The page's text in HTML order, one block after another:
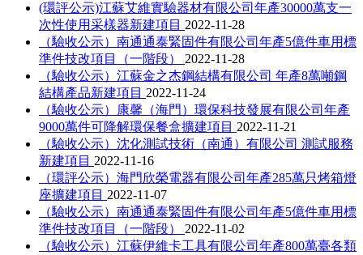
(環評公示)江蘇艾維實驗器材有限公司年產30000萬支一
次性使用采樣器新建項目 2022-11-28
（驗收公示）南通通泰緊固件有限公司年產5億件車用標
準件技改項目（一階段） 2022-11-28
（驗收公示）江蘇金之杰鋼結構有限公司 年產8萬噸鋼
結構產品新建項目 2022-11-24
（驗收公示）康馨（海門）環保科技發展有限公司年產
9000萬件可降解環保餐盒擴建項目 2022-11-21
（驗收公示）沈化測試技術（南通）有限公司 測試服務
新建項目 2022-11-16
（環評公示）海門欣榮電器有限公司年產285萬只烤箱燈
座擴建項目 2022-11-07
（驗收公示）南通通泰緊固件有限公司年產5億件車用標
準件技改項目（一階段） 2022-11-02
（驗收公示）江蘇伊維卡工具有限公司年產800萬臺各類